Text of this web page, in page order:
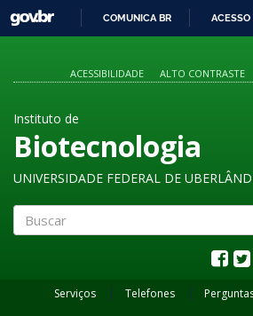
O
CONTEÚDO
GOVBR
COMUNICA BR
ACESSIBILIDADE
ALTO CONTRASTE
Instituto de
Biotecnologia
UNIVERSIDADE FEDERAL DE
Serviços Telefones